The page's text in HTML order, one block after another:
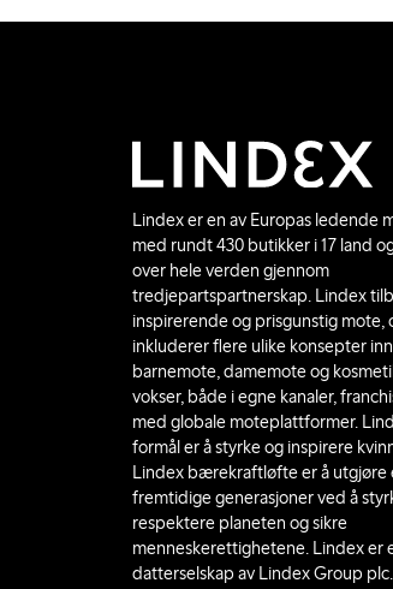
Lindex er en av Europas ledende
med rundt 430 butikker i 17 land
over hele verden gjennom
tredjepartspartnerskap. Lindex
inspirerende og prisgunstig mote,
inkluderer flere ulike konsepter
barnemote, damemote og
vokser, både i egne kanaler,
med globale moteplattformer.
formål er å styrke og inspirere
Lindex bærekraftløfte er å utgjøre
fremtidige generasjoner ved å
respektere planeten og sikre
menneskerettighetene. Lindex er
datterselskap av Lindex Group plc.